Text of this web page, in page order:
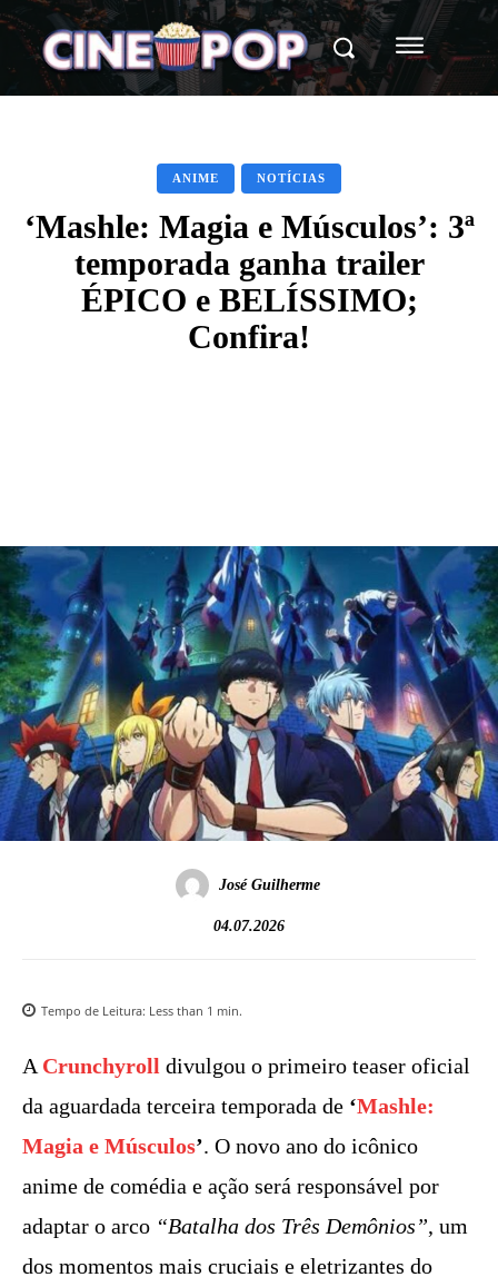
ANIME NOTÍCIAS
‘Mashle: Magia e Músculos’: 3ª
temporada ganha trailer
ÉPICO e BELÍSSIMO;
Confira!
José Guilherme
04.07.2026
Tempo de Leitura: Less than 1 min.
A Crunchyroll divulgou o primeiro teaser oficial
da aguardada terceira temporada de ‘Mashle:
Magia e Músculos’. O novo ano do icônico
anime de comédia e ação será responsável por
adaptar o arco “Batalha dos Três Demônios”, um
dos momentos mais cruciais e eletrizantes do